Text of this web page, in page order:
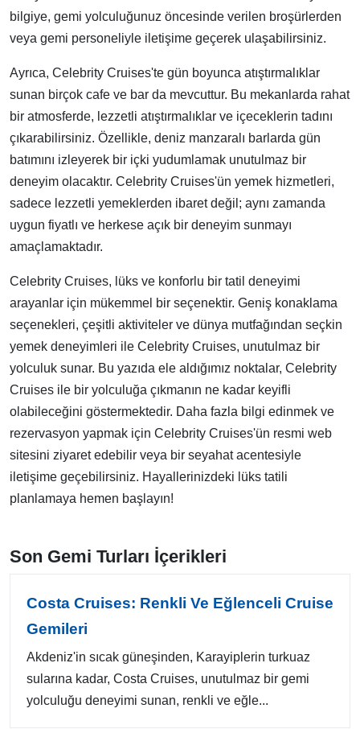
bilgiye, gemi yolculuğunuz öncesinde verilen broşürlerden
veya gemi personeliyle iletişime geçerek ulaşabilirsiniz.
Ayrıca, Celebrity Cruises'te gün boyunca atıştırmalıklar
sunan birçok cafe ve bar da mevcuttur. Bu mekanlarda rahat
bir atmosferde, lezzetli atıştırmalıklar ve içeceklerin tadını
çıkarabilirsiniz. Özellikle, deniz manzaralı barlarda gün
batımını izleyerek bir içki yudumlamak unutulmaz bir
deneyim olacaktır. Celebrity Cruises'ün yemek hizmetleri,
sadece lezzetli yemeklerden ibaret değil; aynı zamanda
uygun fiyatlı ve herkese açık bir deneyim sunmayı
amaçlamaktadır.
Celebrity Cruises, lüks ve konforlu bir tatil deneyimi
arayanlar için mükemmel bir seçenektir. Geniş konaklama
seçenekleri, çeşitli aktiviteler ve dünya mutfağından seçkin
yemek deneyimleri ile Celebrity Cruises, unutulmaz bir
yolculuk sunar. Bu yazıda ele aldığımız noktalar, Celebrity
Cruises ile bir yolculuğa çıkmanın ne kadar keyifli
olabileceğini göstermektedir. Daha fazla bilgi edinmek ve
rezervasyon yapmak için Celebrity Cruises'ün resmi web
sitesini ziyaret edebilir veya bir seyahat acentesiyle
iletişime geçebilirsiniz. Hayallerinizdeki lüks tatili
planlamaya hemen başlayın!
Son Gemi Turları İçerikleri
Costa Cruises: Renkli Ve Eğlenceli Cruise
Gemileri
Akdeniz'in sıcak güneşinden, Karayiplerin turkuaz
sularına kadar, Costa Cruises, unutulmaz bir gemi
yolculuğu deneyimi sunan, renkli ve eğle...